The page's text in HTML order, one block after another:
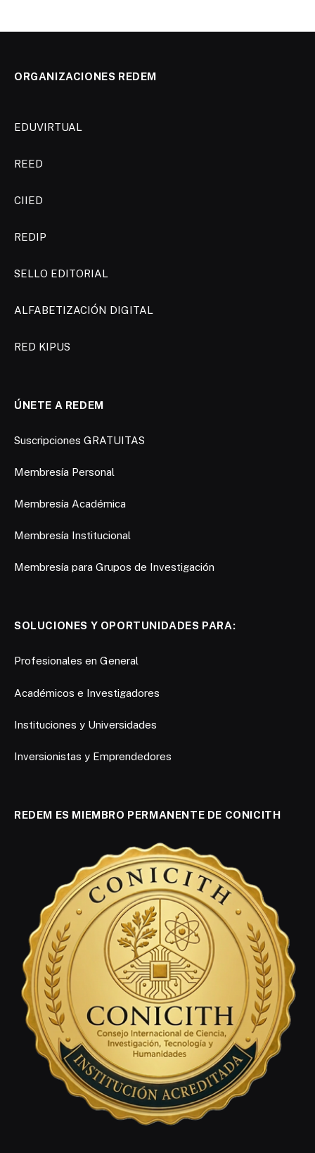
ORGANIZACIONES REDEM
EDUVIRTUAL
REED
CIIED
REDIP
SELLO EDITORIAL
ALFABETIZACIÓN DIGITAL
RED KIPUS
ÚNETE A REDEM
Suscripciones GRATUITAS
Membresía Personal
Membresía Académica
Membresía Institucional
Membresía para Grupos de Investigación
SOLUCIONES Y OPORTUNIDADES PARA:
Profesionales en General
Académicos e Investigadores
Instituciones y Universidades
Inversionistas y Emprendedores
REDEM ES MIEMBRO PERMANENTE DE CONICITH